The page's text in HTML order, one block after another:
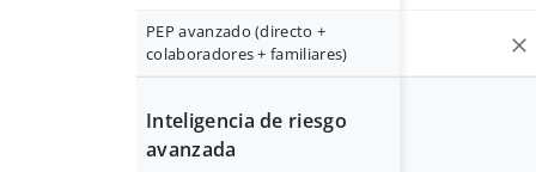
PEP avanzado (directo +
colaboradores + familiares)
Inteligencia de riesgo
avanzada